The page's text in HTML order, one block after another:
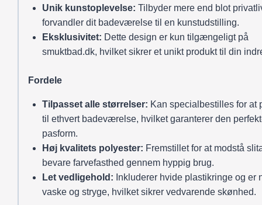
Unik kunstoplevelse: Tilbyder mere end blot
forvandler dit badeværelse til en kunstudstilling.
Eksklusivitet: Dette design er kun tilgængeligt på
smuktbad.dk, hvilket sikrer et unikt produkt til din
Fordele
Tilpasset alle størrelser: Kan specialbestilles for at
til ethvert badeværelse, hvilket garanterer den
pasform.
Høj kvalitets polyester: Fremstillet for at modstå
bevare farvefasthed gennem hyppig brug.
Let vedligehold: Inkluderer hvide plastikringe og er
vaske og stryge, hvilket sikrer vedvarende skønhed.